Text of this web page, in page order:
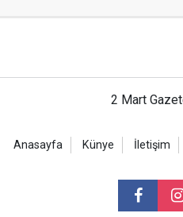
2 Mart
Anasayfa Künye İletişim